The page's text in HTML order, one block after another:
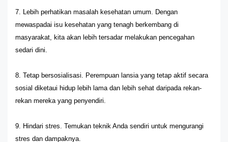
7. Lebih perhatikan masalah kesehatan umum. Dengan
mewaspadai isu kesehatan yang tenagh berkembang di
masyarakat, kita akan lebih tersadar melakukan pencegahan
sedari dini.
8. Tetap bersosialisasi. Perempuan lansia yang tetap aktif secara
sosial diketaui hidup lebih lama dan lebih sehat daripada rekan-
rekan mereka yang penyendiri.
9. Hindari stres. Temukan teknik Anda sendiri untuk mengurangi
stres dan dampaknya.